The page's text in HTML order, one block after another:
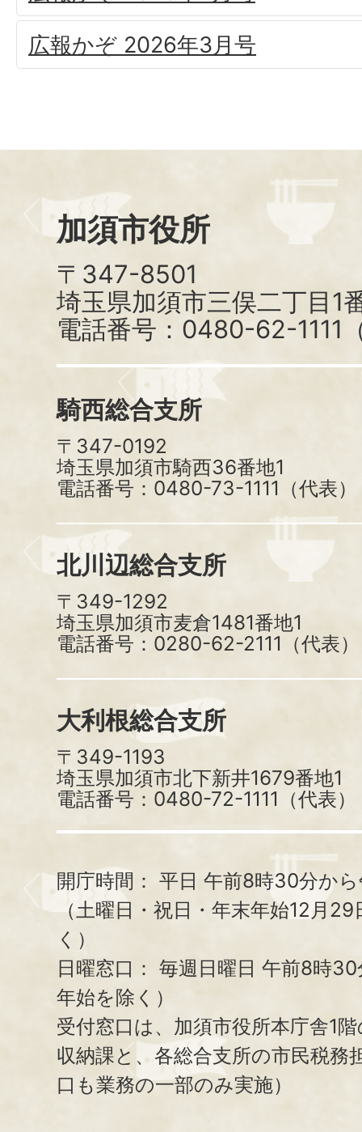
広報かぞ 2026年3月号
加須市役所
〒347-8501
埼玉県加須市三俣二丁目1
電話番号：0480-62-1111
騎西総合支所
〒347-0192
埼玉県加須市騎西36番地1
電話番号：0480-73-1111（代表）
北川辺総合支所
〒349-1292
埼玉県加須市麦倉1481番地1
電話番号：0280-62-2111（代表）
大利根総合支所
〒349-1193
埼玉県加須市北下新井1679番地1
電話番号：0480-72-1111（代表）
開庁時間： 平日 午前8時30分か
（土曜日・祝日・年末年始12月
く）
日曜窓口： 毎週日曜日 午前8時
年始を除く）
受付窓口は、加須市役所本庁舎1
収納課と、 各総合支所の市民税務
口も業務の一部のみ実施）